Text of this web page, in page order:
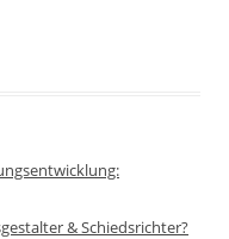
& Schiedsrichter?